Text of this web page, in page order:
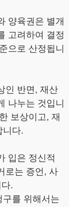
양육권은 별개
고려하여 결정
으로 산정됩니
인 반면, 재산
나누는 것입니
보상이고, 재
니다.
입은 정신적
로는 증언, 사
.
를 위해서는